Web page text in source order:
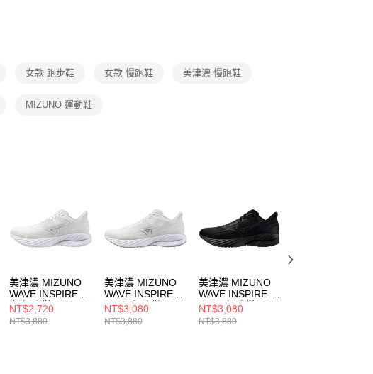
１．透過由恩沛科技股份有限公司提供之「AFTEE先享後付」服務完成之
交易，需依本服務之必要範圍內提供個人資料，並將交易相關給付款項請
２．關於個人資料處理事宜，請瀏覽以下網址：
形，恩沛科技股份有限公司將有權停止該用戶之使用額度並採取法律行
動。
女款 跑步鞋 女款 慢跑鞋 美津濃 慢跑鞋
MIZUNO 運動鞋
美津濃 MIZUNO
WAVE INSPIRE 21
女 慢跑鞋
J1GD254623
NT$2,720
NT$3,880
美津濃 MIZUNO
WAVE INSPIRE 21
2E 男 慢跑鞋
J1GC254504
NT$3,080
NT$3,880
美津濃 MIZUNO
WAVE INSPIRE 21
2E 男 慢跑鞋
J1GC254503
NT$3,080
NT$3,880